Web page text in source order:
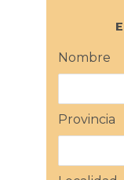
Nombre
Provincia